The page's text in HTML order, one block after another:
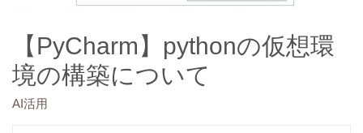
【PyCharm】pythonの仮想環
境の構築について
AI活用